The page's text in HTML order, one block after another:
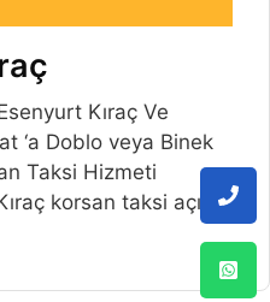
Kıraç Ve
‘a Doblo veya Binek
Taksi Hizmeti
korsan taksi açılış